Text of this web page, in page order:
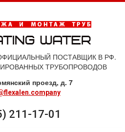
ПОСТАВЩИК В РФ.
ТРУБОПРОВОДОВ
проезд, д. 7
211-17-01